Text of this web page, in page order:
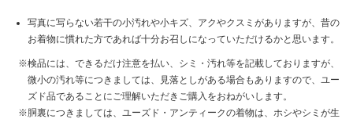
写真に写らない若干の小汚れや小キズ、アクやクスミがありますが、昔の
お着物に慣れた方であれば十分お召しになっていただけるかと思います。
検品には、できるだけ注意を払い、シミ・汚れ等を記載しておりますが、
微小の汚れ等につきましては、見落としがある場合もありますので、ユー
ズド品であることにご理解いただきご購入をおねがいします。
胴裏につきましては、ユーズド・アンティークの着物は、ホシやシミが生